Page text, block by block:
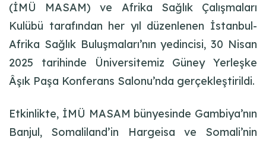
(İMÜ MASAM) ve Afrika Sağlık Çalışmaları
Kulübü tarafından her yıl düzenlenen İstanbul-
Afrika Sağlık Buluşmaları’nın yedincisi, 30 Nisan
2025 tarihinde Üniversitemiz Güney Yerleşke
Âşık Paşa Konferans Salonu’nda gerçekleştirildi.
Etkinlikte, İMÜ MASAM bünyesinde Gambiya’nın
Banjul, Somaliland’in Hargeisa ve Somali’nin